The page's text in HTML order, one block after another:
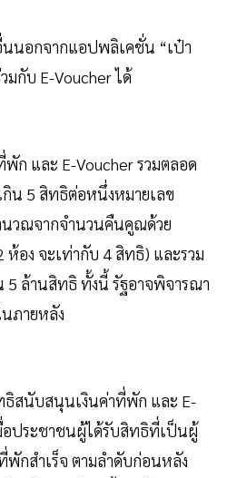
นนอกจากแอปพลิเคชั่น “เป๋า
มกับ E-Voucher ได้
ก และ E-Voucher รวมตลอด
กิน 5 สิทธิต่อหนึ่งหมายเลข
นวณจากจำนวนคืนคูณด้วย
อง จะเท่ากับ 4 สิทธิ) และรวม
5 ล้านสิทธิ ทั้งนี้ รัฐอาจพิจารณา
ภายหลัง
ธิสนับสนุนเงินค่าที่พัก และ E-
อประชาชนผู้ได้รับสิทธิที่เป็นผู้
พักสำเร็จ ตามลำดับก่อนหลัง